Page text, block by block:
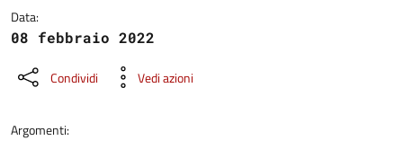
Data:
08 febbraio 2022
Condividi Vedi azioni
Argomenti: